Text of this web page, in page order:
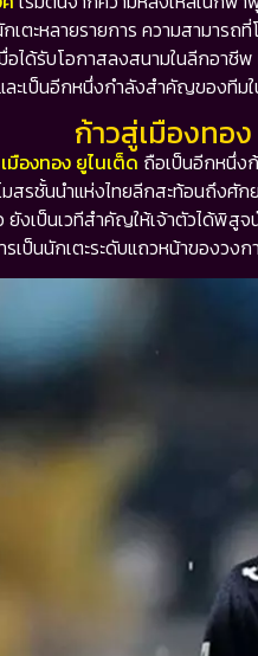
ตะหลายรายการ ความสามารถที่
ได้รับโอกาสลงสนามในลีกอาชี
ละเป็นอีกหนึ่งกำลังสำคัญของทีม
ก้าวสู่เมืองทอ
เมืองทอง ยูไนเต็ด ถือเป็นอีกหนึ่ง
สรชั้นนำแห่งไทยลีกสะท้อนถึงศั
ยังเป็นเวทีสำคัญให้เจ้าตัวได้พิ
เป็นนักเตะระดับแถวหน้าของวง